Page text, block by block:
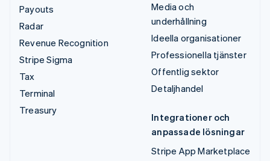
Payouts
Radar
Revenue Recognition
Stripe Sigma
Tax
Terminal
Treasury
Media och
underhållning
Ideella organisationer
Professionella tjänster
Offentlig sektor
Detaljhandel
Integrationer och
anpassade lösningar
Stripe App Marketplace